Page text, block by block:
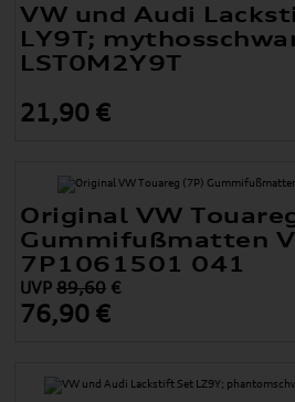
VW und Audi
LY9T;
LST0M2Y9T
21,90 €
Original VW
Gummifußmatten
7P1061501 041
UVP89,60 €
76,90 €